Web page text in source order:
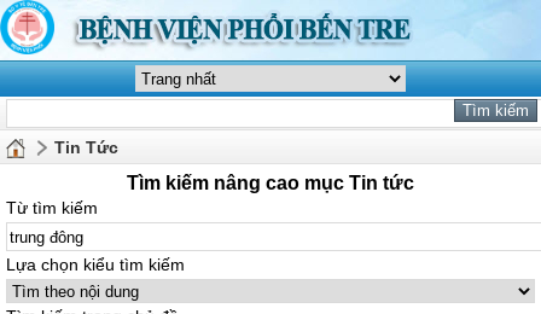
Tin Tức
Tìm kiếm nâng cao mục Tin tức
Từ tìm kiếm
Lựa chọn kiểu tìm kiếm